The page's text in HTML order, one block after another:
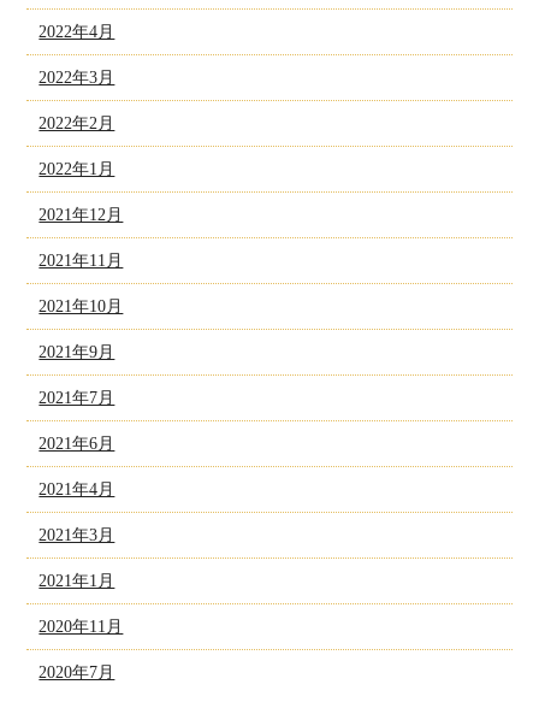
2022年4月
2022年3月
2022年2月
2022年1月
2021年12月
2021年11月
2021年10月
2021年9月
2021年7月
2021年6月
2021年4月
2021年3月
2021年1月
2020年11月
2020年7月